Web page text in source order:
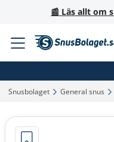
📰 Läs allt om
Snusbolaget‎ General snus‎